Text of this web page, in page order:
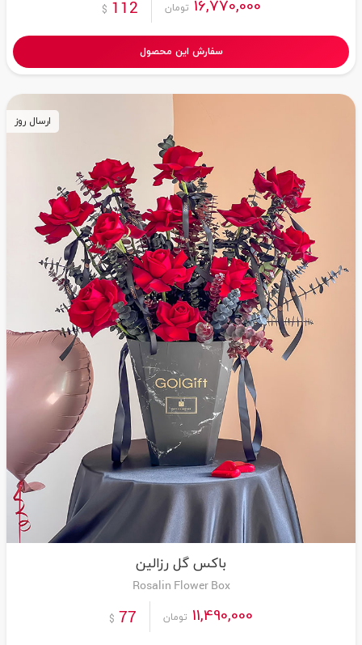
16,770,000 تومان 112
$
سفارش این محصول
باکس گل رزالین
Rosalin Flower Box
11,490,000 تومان 77
$
ارسال روز